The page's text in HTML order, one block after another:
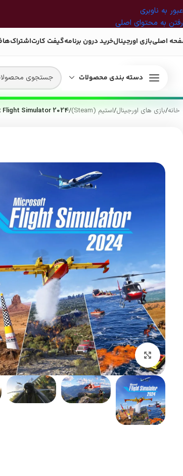
عبور به ناوبری
رفتن به محتوای اصلی
اصلیبازی اورجینالخرید درون برنامهگیفت کارتاشتراک‌ها
دسته بندی محصولات
خانه/بازی های اورجینال/استیم (Steam) /
Simulator 2024
بزرگنمایی تصویر